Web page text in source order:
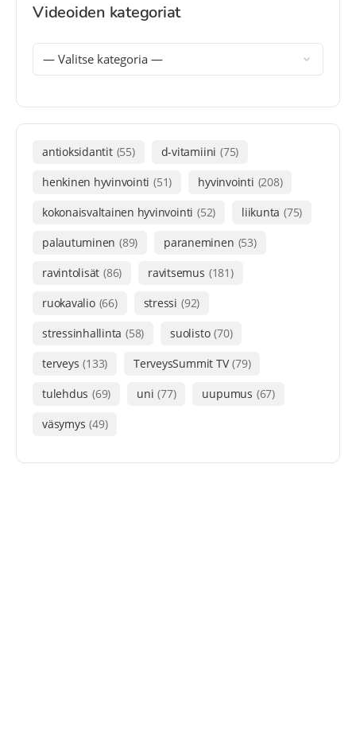
Videoiden kategoriat
antioksidantit (55) d-vitamiini (75)
henkinen hyvinvointi (51) hyvinvointi (208)
kokonaisvaltainen hyvinvointi (52) liikunta (75)
palautuminen (89) paraneminen (53)
ravintolisät (86) ravitsemus (181)
ruokavalio (66) stressi (92)
stressinhallinta (58) suolisto (70)
terveys (133) TerveysSummit TV (79)
tulehdus (69) uni (77) uupumus (67)
väsymys (49)